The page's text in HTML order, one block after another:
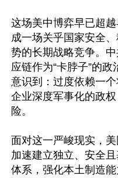
这场美中博弈早已超
成一场关乎国家安全
势的长期战略竞争。
应链作为“卡脖子”的
意识到：过度依赖一
企业深度军事化的政
险。
面对这一严峻现实，
加速建立独立、安全
体系，强化本土制造